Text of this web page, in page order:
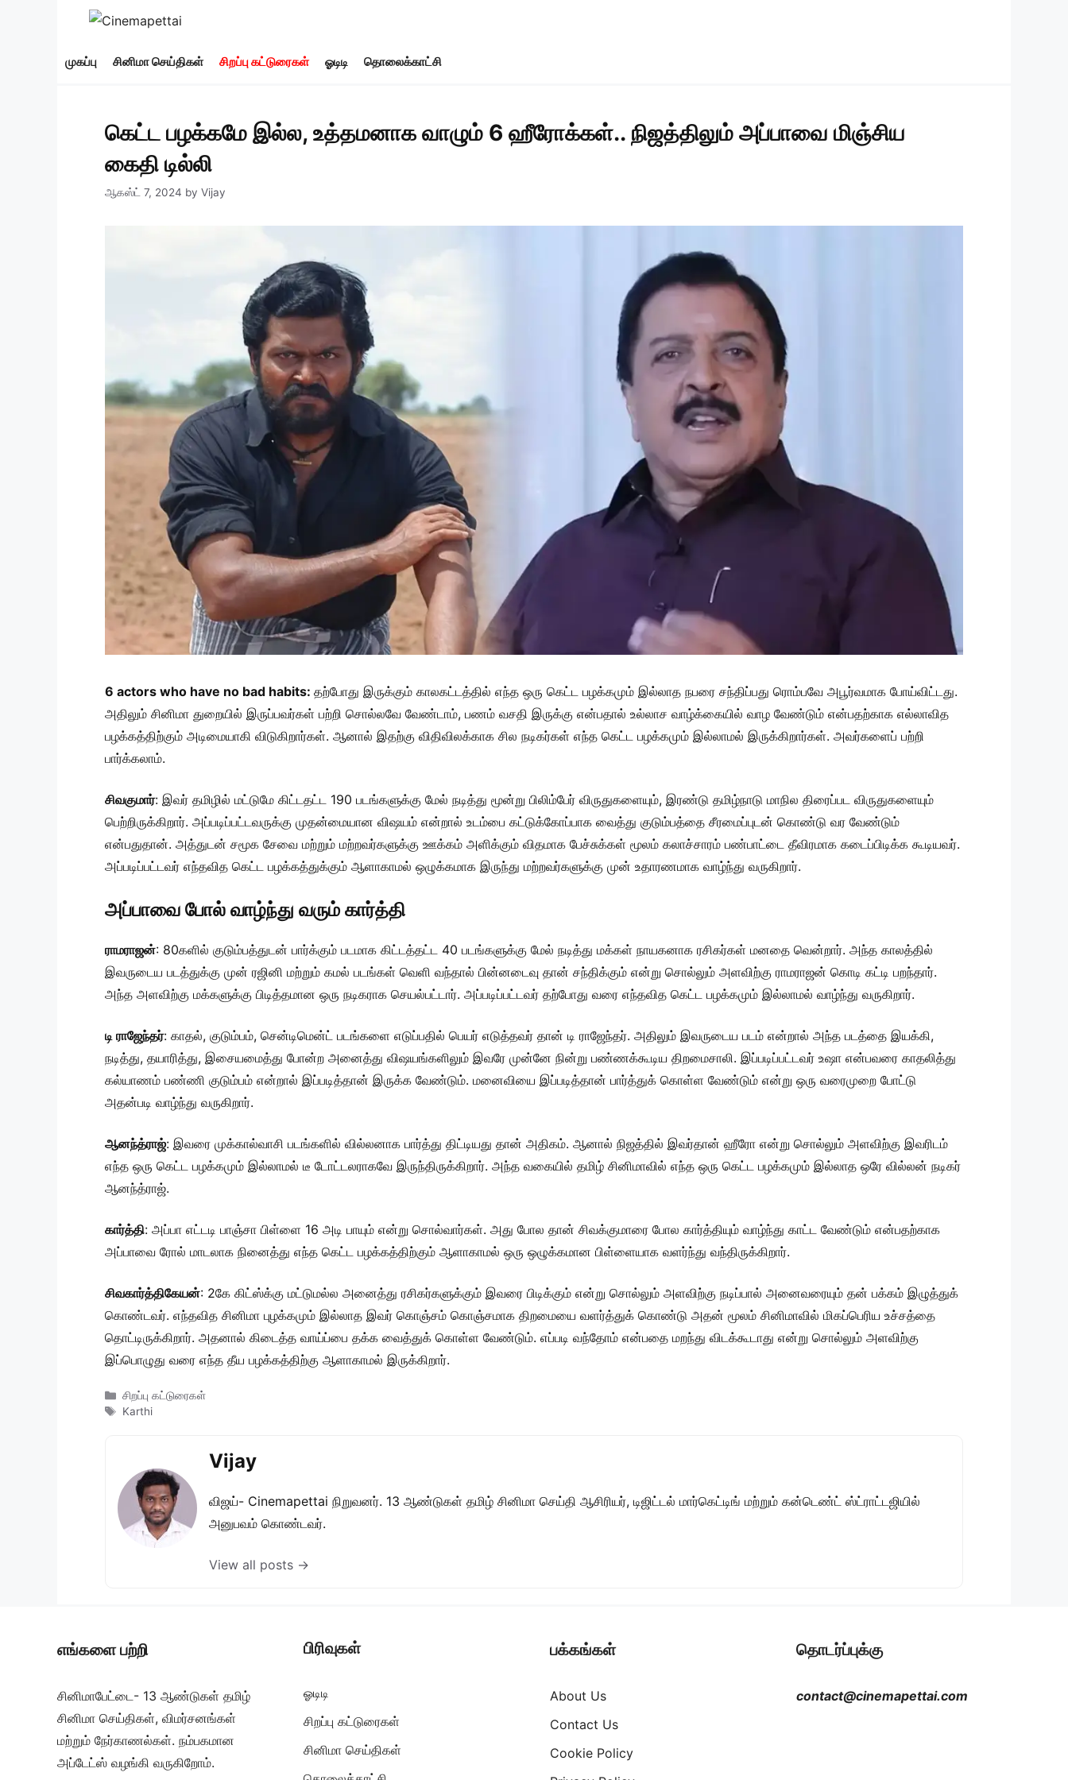
முகப்பு சினிமா செய்திகள் சிறப்பு கட்டுரைகள் ஓடிடி தொலைக்காட்சி
கெட்ட பழக்கமே இல்ல, உத்தமனாக வாழும் 6 ஹீரோக்கள்.. நிஜத்திலும் அப்பாவை மிஞ்சிய
கைதி டில்லி
ஆகஸ்ட் 7, 2024 by Vijay
6 actors who have no bad habits: தற்போது இருக்கும் காலகட்டத்தில் எந்த ஒரு கெட்ட பழக்கமும் இல்லாத நபரை சந்திப்பது ரொம்பவே அபூர்வமாக போய்விட்டது.
அதிலும் சினிமா துறையில் இருப்பவர்கள் பற்றி சொல்லவே வேண்டாம், பணம் வசதி இருக்கு என்பதால் உல்லாச வாழ்க்கையில் வாழ வேண்டும் என்பதற்காக எல்லாவித
பழக்கத்திற்கும் அடிமையாகி விடுகிறார்கள். ஆனால் இதற்கு விதிவிலக்காக சில நடிகர்கள் எந்த கெட்ட பழக்கமும் இல்லாமல் இருக்கிறார்கள். அவர்களைப் பற்றி
பார்க்கலாம்.
சிவகுமார்: இவர் தமிழில் மட்டுமே கிட்டதட்ட 190 படங்களுக்கு மேல் நடித்து மூன்று பிலிம்பேர் விருதுகளையும், இரண்டு தமிழ்நாடு மாநில திரைப்பட விருதுகளையும்
பெற்றிருக்கிறார். அப்படிப்பட்டவருக்கு முதன்மையான விஷயம் என்றால் உடம்பை கட்டுக்கோப்பாக வைத்து குடும்பத்தை சீரமைப்புடன் கொண்டு வர வேண்டும்
என்பதுதான். அத்துடன் சமூக சேவை மற்றும் மற்றவர்களுக்கு ஊக்கம் அளிக்கும் விதமாக பேச்சுக்கள் மூலம் கலாச்சாரம் பண்பாட்டை தீவிரமாக கடைப்பிடிக்க கூடியவர்.
அப்படிப்பட்டவர் எந்தவித கெட்ட பழக்கத்துக்கும் ஆளாகாமல் ஒழுக்கமாக இருந்து மற்றவர்களுக்கு முன் உதாரணமாக வாழ்ந்து வருகிறார்.
அப்பாவை போல் வாழ்ந்து வரும் கார்த்தி
ராமராஜன்: 80களில் குடும்பத்துடன் பார்க்கும் படமாக கிட்டத்தட்ட 40 படங்களுக்கு மேல் நடித்து மக்கள் நாயகனாக ரசிகர்கள் மனதை வென்றார். அந்த காலத்தில்
இவருடைய படத்துக்கு முன் ரஜினி மற்றும் கமல் படங்கள் வெளி வந்தால் பின்னடைவு தான் சந்திக்கும் என்று சொல்லும் அளவிற்கு ராமராஜன் கொடி கட்டி பறந்தார்.
அந்த அளவிற்கு மக்களுக்கு பிடித்தமான ஒரு நடிகராக செயல்பட்டார். அப்படிப்பட்டவர் தற்போது வரை எந்தவித கெட்ட பழக்கமும் இல்லாமல் வாழ்ந்து வருகிறார்.
டி ராஜேந்தர்: காதல், குடும்பம், சென்டிமென்ட் படங்களை எடுப்பதில் பெயர் எடுத்தவர் தான் டி ராஜேந்தர். அதிலும் இவருடைய படம் என்றால் அந்த படத்தை இயக்கி,
நடித்து, தயாரித்து, இசையமைத்து போன்ற அனைத்து விஷயங்களிலும் இவரே முன்னே நின்று பண்ணக்கூடிய திறமைசாலி. இப்படிப்பட்டவர் உஷா என்பவரை காதலித்து
கல்யாணம் பண்ணி குடும்பம் என்றால் இப்படித்தான் இருக்க வேண்டும். மனைவியை இப்படித்தான் பார்த்துக் கொள்ள வேண்டும் என்று ஒரு வரைமுறை போட்டு
அதன்படி வாழ்ந்து வருகிறார்.
ஆனந்த்ராஜ்: இவரை முக்கால்வாசி படங்களில் வில்லனாக பார்த்து திட்டியது தான் அதிகம். ஆனால் நிஜத்தில் இவர்தான் ஹீரோ என்று சொல்லும் அளவிற்கு இவரிடம்
எந்த ஒரு கெட்ட பழக்கமும் இல்லாமல் டீ டோட்டலராகவே இருந்திருக்கிறார். அந்த வகையில் தமிழ் சினிமாவில் எந்த ஒரு கெட்ட பழக்கமும் இல்லாத ஒரே வில்லன் நடிகர்
ஆனந்த்ராஜ்.
கார்த்தி: அப்பா எட்டடி பாஞ்சா பிள்ளை 16 அடி பாயும் என்று சொல்வார்கள். அது போல தான் சிவக்குமாரை போல கார்த்தியும் வாழ்ந்து காட்ட வேண்டும் என்பதற்காக
அப்பாவை ரோல் மாடலாக நினைத்து எந்த கெட்ட பழக்கத்திற்கும் ஆளாகாமல் ஒரு ஒழுக்கமான பிள்ளையாக வளர்ந்து வந்திருக்கிறார்.
சிவகார்த்திகேயன்: 2கே கிட்ஸ்க்கு மட்டுமல்ல அனைத்து ரசிகர்களுக்கும் இவரை பிடிக்கும் என்று சொல்லும் அளவிற்கு நடிப்பால் அனைவரையும் தன் பக்கம் இழுத்துக்
கொண்டவர். எந்தவித சினிமா புழக்கமும் இல்லாத இவர் கொஞ்சம் கொஞ்சமாக திறமையை வளர்த்துக் கொண்டு அதன் மூலம் சினிமாவில் மிகப்பெரிய உச்சத்தை
தொட்டிருக்கிறார். அதனால் கிடைத்த வாய்ப்பை தக்க வைத்துக் கொள்ள வேண்டும். எப்படி வந்தோம் என்பதை மறந்து விடக்கூடாது என்று சொல்லும் அளவிற்கு
இப்பொழுது வரை எந்த தீய பழக்கத்திற்கு ஆளாகாமல் இருக்கிறார்.
Categories
சிறப்பு கட்டுரைகள்
Tags
Karthi
Vijay
விஜய்- Cinemapettai நிறுவனர். 13 ஆண்டுகள் தமிழ் சினிமா செய்தி ஆசிரியர், டிஜிட்டல் மார்கெட்டிங் மற்றும் கன்டெண்ட் ஸ்ட்ராட்டஜியில்
அனுபவம் கொண்டவர்.
View all posts →
எங்களை பற்றி
சினிமாபேட்டை- 13 ஆண்டுகள் தமிழ்
சினிமா செய்திகள், விமர்சனங்கள்
மற்றும் நேர்காணல்கள். நம்பகமான
அப்டேட்ஸ் வழங்கி வருகிறோம்.
பிரிவுகள்
ஓடிடி
சிறப்பு கட்டுரைகள்
சினிமா செய்திகள்
பக்கங்கள்
About Us
Contact Us
Cookie Policy
தொடர்ப்புக்கு
contact@cinemapettai.com